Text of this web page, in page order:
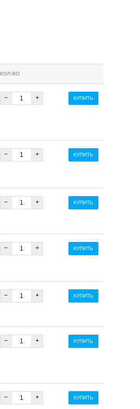
КОЛ-ВО
− + КУПИТЬ
− + КУПИТЬ
− + КУПИТЬ
− + КУПИТЬ
− + КУПИТЬ
− + КУПИТЬ
− + КУПИТЬ